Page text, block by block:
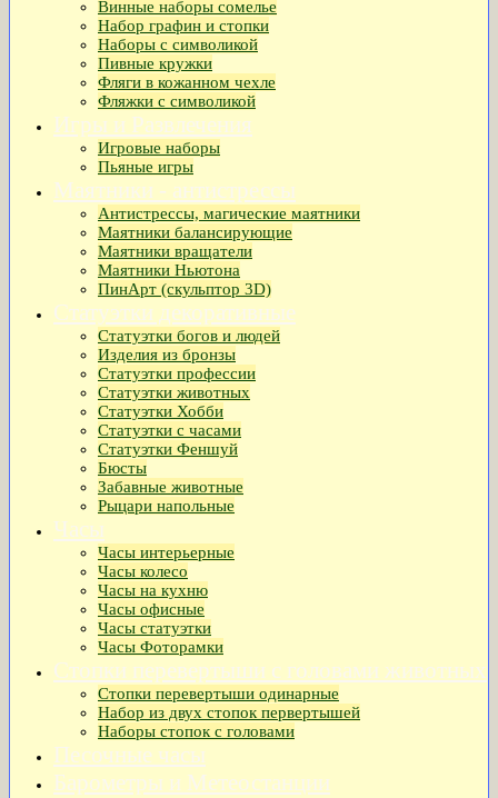
Винные наборы сомелье
Набор графин и стопки
Наборы с символикой
Пивные кружки
Фляги в кожанном чехле
Фляжки с символикой
Игры и Развлечения
Игровые наборы
Пьяные игры
Маятники - антистрессы
Антистрессы, магические маятники
Маятники балансирующие
Маятники вращатели
Маятники Ньютона
ПинАрт (скульптор 3D)
Статуэтки декоративные
Статуэтки богов и людей
Изделия из бронзы
Статуэтки профессии
Статуэтки животных
Статуэтки Хобби
Статуэтки с часами
Статуэтки Феншуй
Бюсты
Забавные животные
Рыцари напольные
Часы
Часы интерьерные
Часы колесо
Часы на кухню
Часы офисные
Часы статуэтки
Часы Фоторамки
Стопки перевертыши с головами животных
Стопки перевертыши одинарные
Набор из двух стопок первертышей
Наборы стопок с головами
Песочные часы
Барометры и Метеостанции